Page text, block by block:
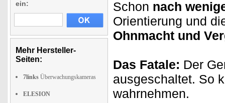
ein:
Mehr Hersteller-
Seiten:
7links Überwachungskameras
ELESION
Schon nach
Orientierung und
Ohnmacht und
Das Fatale: Der
ausgeschaltet. So
wahrnehmen.